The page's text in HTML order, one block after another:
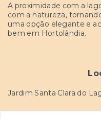
A proximidade com a
com a natureza,
uma opção elegante e
bem em Hortolândia.
Jardim Santa Clara do